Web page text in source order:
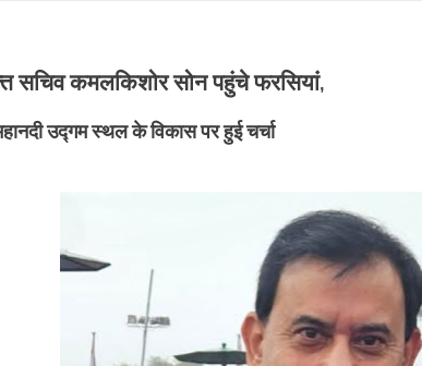
सचिव कमलकिशोर सोन पहुंचे फरसियां,
उद्गम स्थल के विकास पर हुई चर्चा